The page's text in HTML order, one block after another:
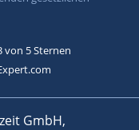
von 5Sternen
GmbH,